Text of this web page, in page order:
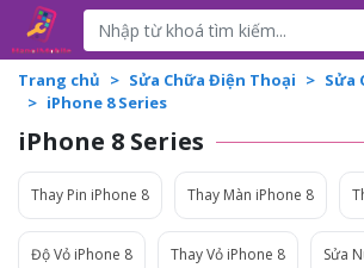
Powered by Translate
Trang chủ Sửa Chữa Điện Thoại
Sửa
iPhone 8 Series
iPhone 8 Series
Thay Pin iPhone 8 Thay Màn iPhone 8
Độ Vỏ iPhone 8 Thay Vỏ iPhone 8 Sửa